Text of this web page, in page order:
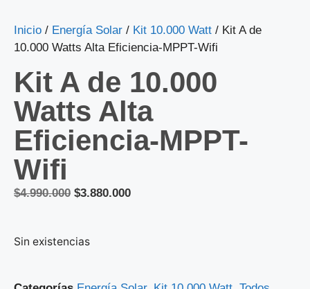
Inicio / Energía Solar / Kit 10.000 Watt / Kit A de
10.000 Watts Alta Eficiencia-MPPT-Wifi
Kit A de 10.000
Watts Alta
Eficiencia-MPPT-
Wifi
$4.990.000 $3.880.000
Sin existencias